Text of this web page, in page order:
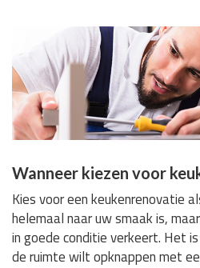
Wanneer kiezen voor
Kies voor een keukenrenovatie
helemaal naar uw smaak is,
in goede conditie verkeert. Het
de ruimte wilt opknappen met